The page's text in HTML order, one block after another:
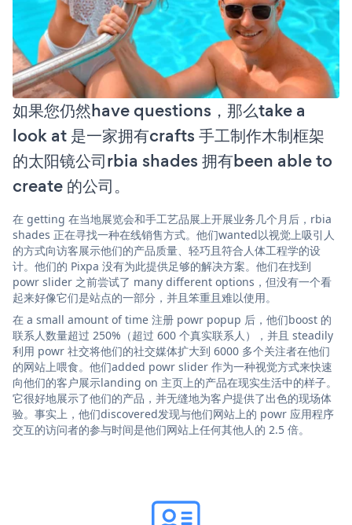
如果您仍然have questions，那么take a
look at 是一家拥有crafts 手工制作木制框架
的太阳镜公司rbia shades 拥有been able to
create 的公司。
在 getting 在当地展览会和手工艺品展上开展业务几个月后，rbia
shades 正在寻找一种在线销售方式。他们wanted以视觉上吸引人
的方式向访客展示他们的产品质量、轻巧且符合人体工程学的设
计。他们的 Pixpa 没有为此提供足够的解决方案。他们在找到
powr slider 之前尝试了 many different options，但没有一个看
起来好像它们是站点的一部分，并且笨重且难以使用。
在 a small amount of time 注册 powr popup 后，他们boost 的
联系人数量超过 250%（超过 600 个真实联系人），并且 steadily
利用 powr 社交将他们的社交媒体扩大到 6000 多个关注者在他们
的网站上喂食。他们added powr slider 作为一种视觉方式来快速
向他们的客户展示landing on 主页上的产品在现实生活中的样子。
它很好地展示了他们的产品，并无缝地为客户提供了出色的现场体
验。事实上，他们discovered发现与他们网站上的 powr 应用程序
交互的访问者的参与时间是他们网站上任何其他人的 2.5 倍。